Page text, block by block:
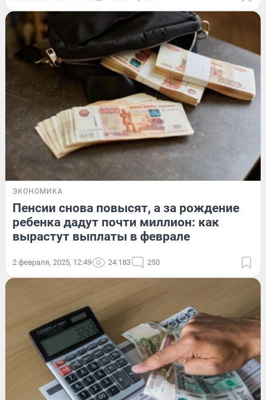
ЭКОНОМИКА
Пенсии снова повысят, а за рождение
ребенка дадут почти миллион: как
вырастут выплаты в феврале
2 февраля, 2025, 12:49 24 183 250